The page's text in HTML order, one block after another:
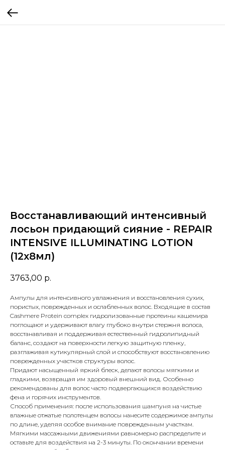
Восстанавливающий интенсивный
лосьон придающий сияние - REPAIR
INTENSIVE ILLUMINATING LOTION
(12x8мл)
3763,00 р.
Ампулы для интенсивного увлажнения и восстановления сухих,
пористых, поврежденных и ослабленных волос. Входящие в состав
Cashmere Protein complex гидролизованные протеины кашемира
поглощают и удерживают влагу глубоко внутри стержня волоса,
восстанавливая и поддерживая естественный гидролипидный
баланс, создают на поверхности легкую защитную пленку,
разглаживая кутикулярный слой и способствуют восстановлению
поврежденных участков структуры волос.
Придают насыщенный яркий блеск, делают волосы мягкими и
гладкими, возвращая им здоровый внешний вид. Особенно
рекомендованы для волос часто подвергающихся воздействию
фена и горячих инструментов.
Способ применения: после использования шампуня на чистые
влажные отжатые полотенцем волосы нанесите содержимое ампулы
по длине, уделяя особое внимание поврежденным участкам.
Мягкими массажными движениями равномерно распределите и
оставьте для воздействия на 2-3 минуты. По окончании времени